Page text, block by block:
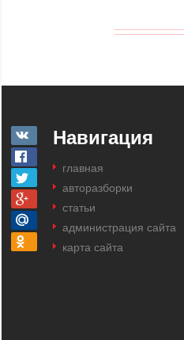
Навигация
главная
авторазборки
статьи
администрация сайта
карта сайта